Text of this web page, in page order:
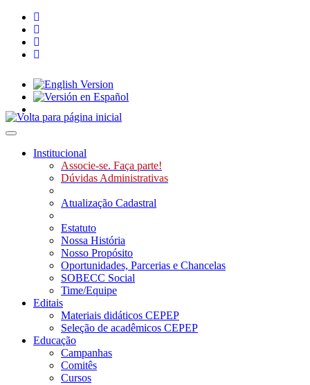
Toggle navigation
Institucional
Associe-se. Faça parte!
Dúvidas Administrativas
Atualização Cadastral
Estatuto
Nossa História
Nosso Propósito
Oportunidades, Parcerias e Chancelas
SOBECC Social
Time/Equipe
Editais
Materiais didáticos CEPEP
Seleção de acadêmicos CEPEP
Educação
Campanhas
Comitês
Cursos